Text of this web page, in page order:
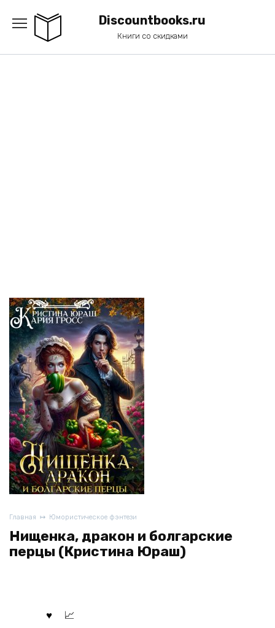
содержанию
Discountbooks.ru
Книги со скидками
Главная Юмористическое фэнтези
Нищенка, дракон и болгарские
перцы (Кристина Юраш)